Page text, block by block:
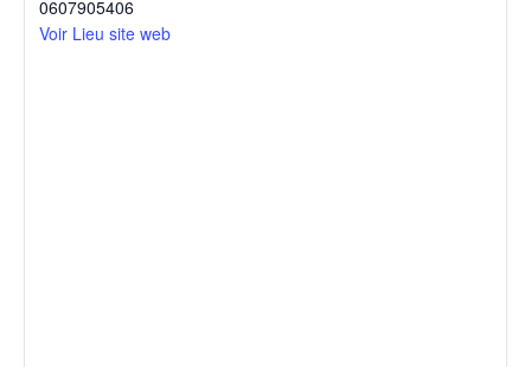
0607905406
Voir Lieu site web